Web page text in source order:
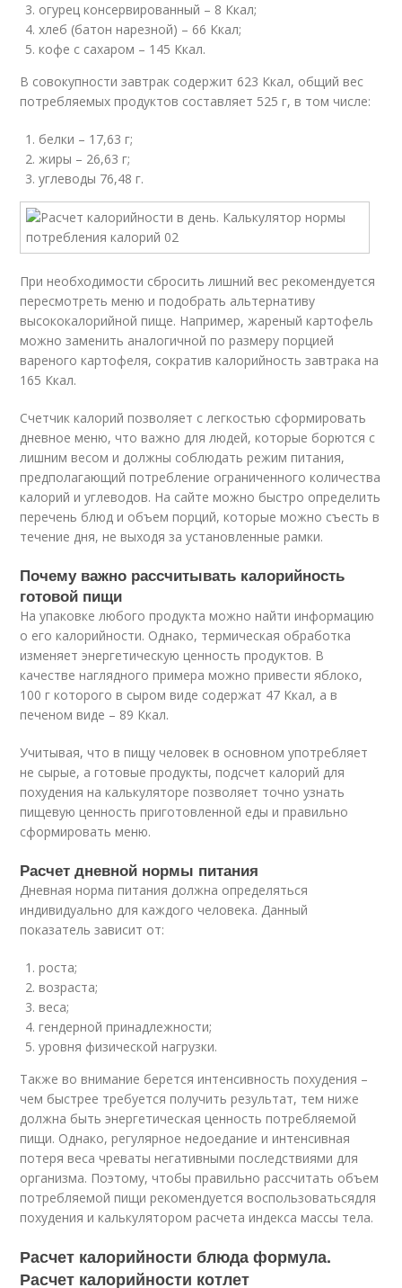
огурец консервированный – 8 Ккал;
хлеб (батон нарезной) – 66 Ккал;
кофе с сахаром – 145 Ккал.
В совокупности завтрак содержит 623 Ккал, общий вес
потребляемых продуктов составляет 525 г, в том числе:
белки – 17,63 г;
жиры – 26,63 г;
углеводы 76,48 г.
При необходимости сбросить лишний вес рекомендуется
пересмотреть меню и подобрать альтернативу
высококалорийной пище. Например, жареный картофель
можно заменить аналогичной по размеру порцией
вареного картофеля, сократив калорийность завтрака на
165 Ккал.
Счетчик калорий позволяет с легкостью сформировать
дневное меню, что важно для людей, которые борются с
лишним весом и должны соблюдать режим питания,
предполагающий потребление ограниченного количества
калорий и углеводов. На сайте можно быстро определить
перечень блюд и объем порций, которые можно съесть в
течение дня, не выходя за установленные рамки.
Почему важно рассчитывать калорийность
готовой пищи
На упаковке любого продукта можно найти информацию
о его калорийности. Однако, термическая обработка
изменяет энергетическую ценность продуктов. В
качестве наглядного примера можно привести яблоко,
100 г которого в сыром виде содержат 47 Ккал, а в
печеном виде – 89 Ккал.
Учитывая, что в пищу человек в основном употребляет
не сырые, а готовые продукты, подсчет калорий для
похудения на калькуляторе позволяет точно узнать
пищевую ценность приготовленной еды и правильно
сформировать меню.
Расчет дневной нормы питания
Дневная норма питания должна определяться
индивидуально для каждого человека. Данный
показатель зависит от:
роста;
возраста;
веса;
гендерной принадлежности;
уровня физической нагрузки.
Также во внимание берется интенсивность похудения –
чем быстрее требуется получить результат, тем ниже
должна быть энергетическая ценность потребляемой
пищи. Однако, регулярное недоедание и интенсивная
потеря веса чреваты негативными последствиями для
организма. Поэтому, чтобы правильно рассчитать объем
потребляемой пищи рекомендуется воспользоватьсядля
похудения и калькулятором расчета индекса массы тела.
Расчет калорийности блюда формула.
Расчет калорийности котлет